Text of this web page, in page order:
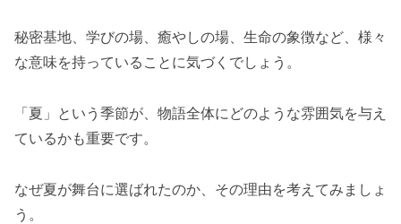
秘密基地、学びの場、癒やしの場、生命の象徴など、様々
な意味を持っていることに気づくでしょう。
「夏」という季節が、物語全体にどのような雰囲気を与え
ているかも重要です。
なぜ夏が舞台に選ばれたのか、その理由を考えてみましょ
う。